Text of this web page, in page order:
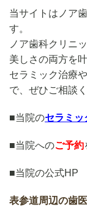
当サイトはノア
す。
ノア歯科クリニ
美しさの両方を
セラミック治療
で、ぜひご相談く
■当院のセラミッ
■当院へのご予約
■当院の公式HP
表参道周辺の歯